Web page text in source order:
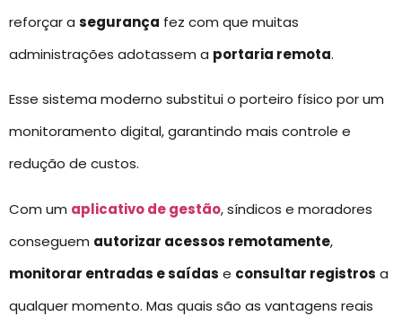
reforçar a segurança fez com que muitas
administrações adotassem a portaria remota.
Esse sistema moderno substitui o porteiro físico por um
monitoramento digital, garantindo mais controle e
redução de custos.
Com um aplicativo de gestão, síndicos e moradores
conseguem autorizar acessos remotamente,
monitorar entradas e saídas e consultar registros a
qualquer momento. Mas quais são as vantagens reais